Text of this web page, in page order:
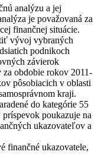
analýzu a jej
je považovaná za
finančnej situácie.
vývoj vybraných
podnikoch
závierok
obdobie rokov 2011-
pôsobiacich v oblasti
kraji.
do kategórie 55
poukazuje na
ukazovateľov a
finančné ukazovatele,